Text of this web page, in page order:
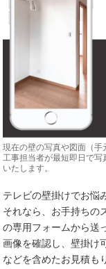
現在の壁の写真や図面（
工事担当者が最短即日で
いたします。
テレビの壁掛けでお悩
それなら、お手持ちの
の専用フォームから送
画像を確認し、壁掛け
などを含めたお見積も